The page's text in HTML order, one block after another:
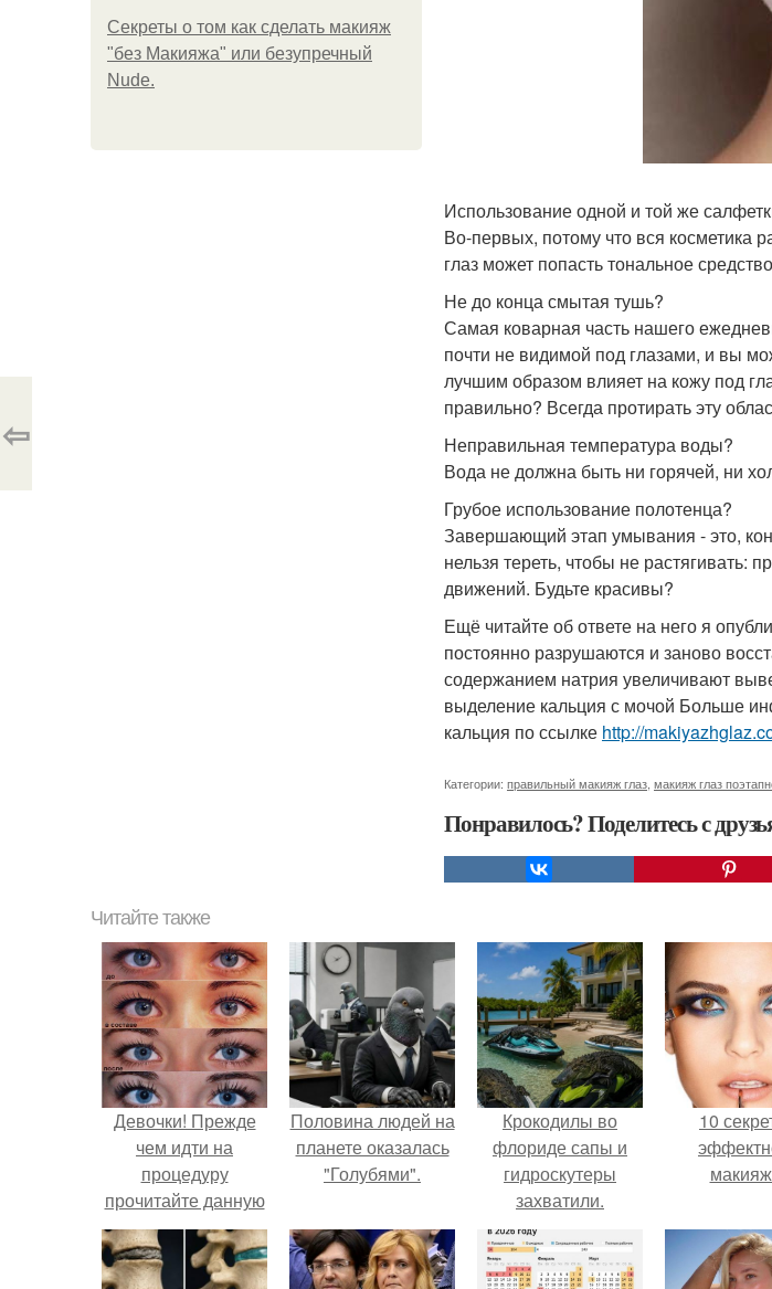
Секреты о том как сделать макияж
"без Макияжа" или безупречный
Nude.
Использование одной и той же
Во-первых, потому что вся косметика
глаз может попасть тональное
Не до конца смытая тушь?
Самая коварная часть нашего
почти не видимой под глазами, и вы
лучшим образом влияет на кожу под
правильно? Всегда протирать эту
Неправильная температура воды?
Вода не должна быть ни горячей, ни
Грубое использование полотенца?
Завершающий этап умывания - это,
нельзя тереть, чтобы не растягивать:
движений. Будьте красивы?
Ещё читайте об ответе на него я
постоянно разрушаются и заново
содержанием натрия увеличивают
выделение кальция с мочой Больше
кальция по ссылке http://
Категории: правильный макияж глаз макияж глаз
Понравилось? Поделитесь с
⇦
Читайте также
Девочки! Прежде
чем идти на
процедуру
прочитайте данную
статью.
Половина людей на
планете оказалась
"Голубями".
Крокодилы во
флориде сапы и
гидроскутеры
захватили.
10